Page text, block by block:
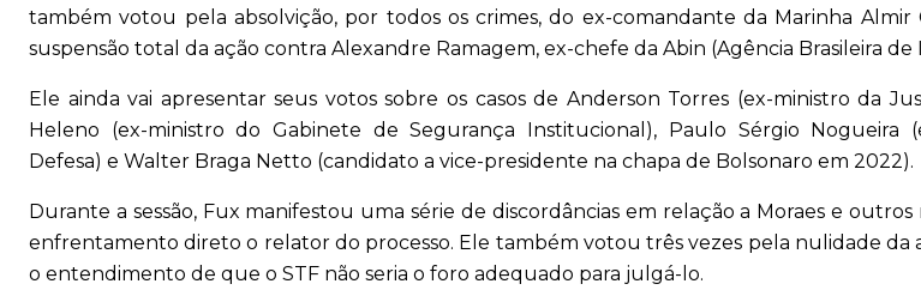
também votou pela absolvição, por todos os crimes, do ex-comandante da Marinha Almir
suspensão total da ação contra Alexandre Ramagem, ex-chefe da Abin (Agência Brasileira de
Ele ainda vai apresentar seus votos sobre os casos de Anderson Torres (ex-ministro da
Heleno (ex-ministro do Gabinete de Segurança Institucional), Paulo Sérgio Nogueira
Defesa) e Walter Braga Netto (candidato a vice-presidente na chapa de Bolsonaro em 2022).
Durante a sessão, Fux manifestou uma série de discordâncias em relação a Moraes e outros
enfrentamento direto o relator do processo. Ele também votou três vezes pela nulidade da
o entendimento de que o STF não seria o foro adequado para julgá-lo.